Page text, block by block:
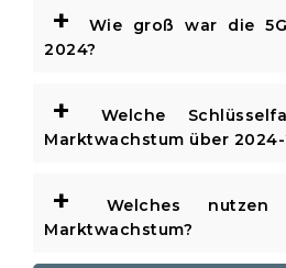
+
Wie groß war die
2024?
+
Welche
Marktwachstum über 2024-
+
Welches nutzen
Marktwachstum?